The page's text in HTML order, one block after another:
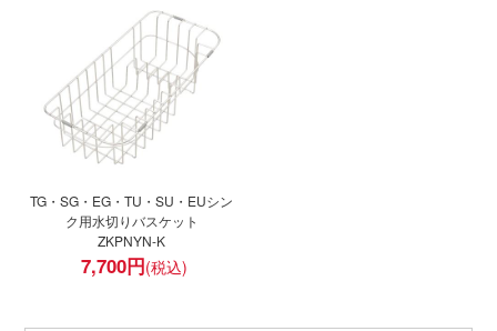
TG・SG・EG・TU・SU・EUシン
ク用水切りバスケット
ZKPNYN-K
7,700円